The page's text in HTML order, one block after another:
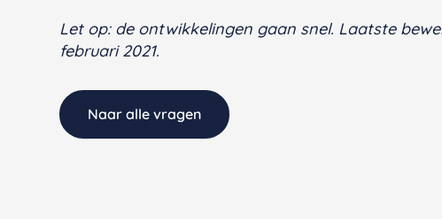
Let op: de ontwikkelingen gaan snel. Laatste
februari 2021.
Naar alle vragen